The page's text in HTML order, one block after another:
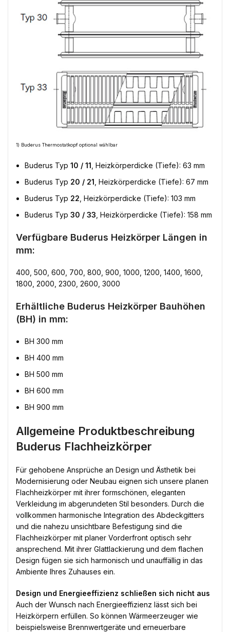
1) Buderus Thermostatkopf optional wählbar
Buderus Typ 10 / 11 , Heizkörperdicke (Tiefe): 63 mm
Buderus Typ 20 / 21 , Heizkörperdicke (Tiefe): 67 mm
Buderus Typ 22 , Heizkörperdicke (Tiefe): 103 mm
Buderus Typ 30 / 33 , Heizkörperdicke (Tiefe): 158 mm
Verfügbare Buderus Heizkörper Längen in
mm:
400, 500, 600, 700, 800, 900, 1000, 1200, 1400, 1600,
1800, 2000, 2300, 2600, 3000
Erhältliche Buderus Heizkörper Bauhöhen
(BH) in mm:
BH 300 mm
BH 400 mm
BH 500 mm
BH 600 mm
BH 900 mm
Allgemeine Produktbeschreibung
Buderus Flachheizkörper
Für gehobene Ansprüche an Design und Ästhetik bei
Modernisierung oder Neubau eignen sich unsere planen
Flachheizkörper mit ihrer formschönen, eleganten
Verkleidung im abgerundeten Stil besonders. Durch die
vollkommen harmonische Integration des Abdeckgitters
und die nahezu unsichtbare Befestigung sind die
Flachheizkörper mit planer Vorderfront optisch sehr
ansprechend. Mit ihrer Glattlackierung und dem flachen
Design fügen sie sich harmonisch und unauffällig in das
Ambiente Ihres Zuhauses ein.
Design und Energieeffizienz schließen sich nicht aus
Auch der Wunsch nach Energieeffizienz lässt sich bei
Heizkörpern erfüllen. So können Wärmeerzeuger wie
beispielsweise Brennwertgeräte und erneuerbare